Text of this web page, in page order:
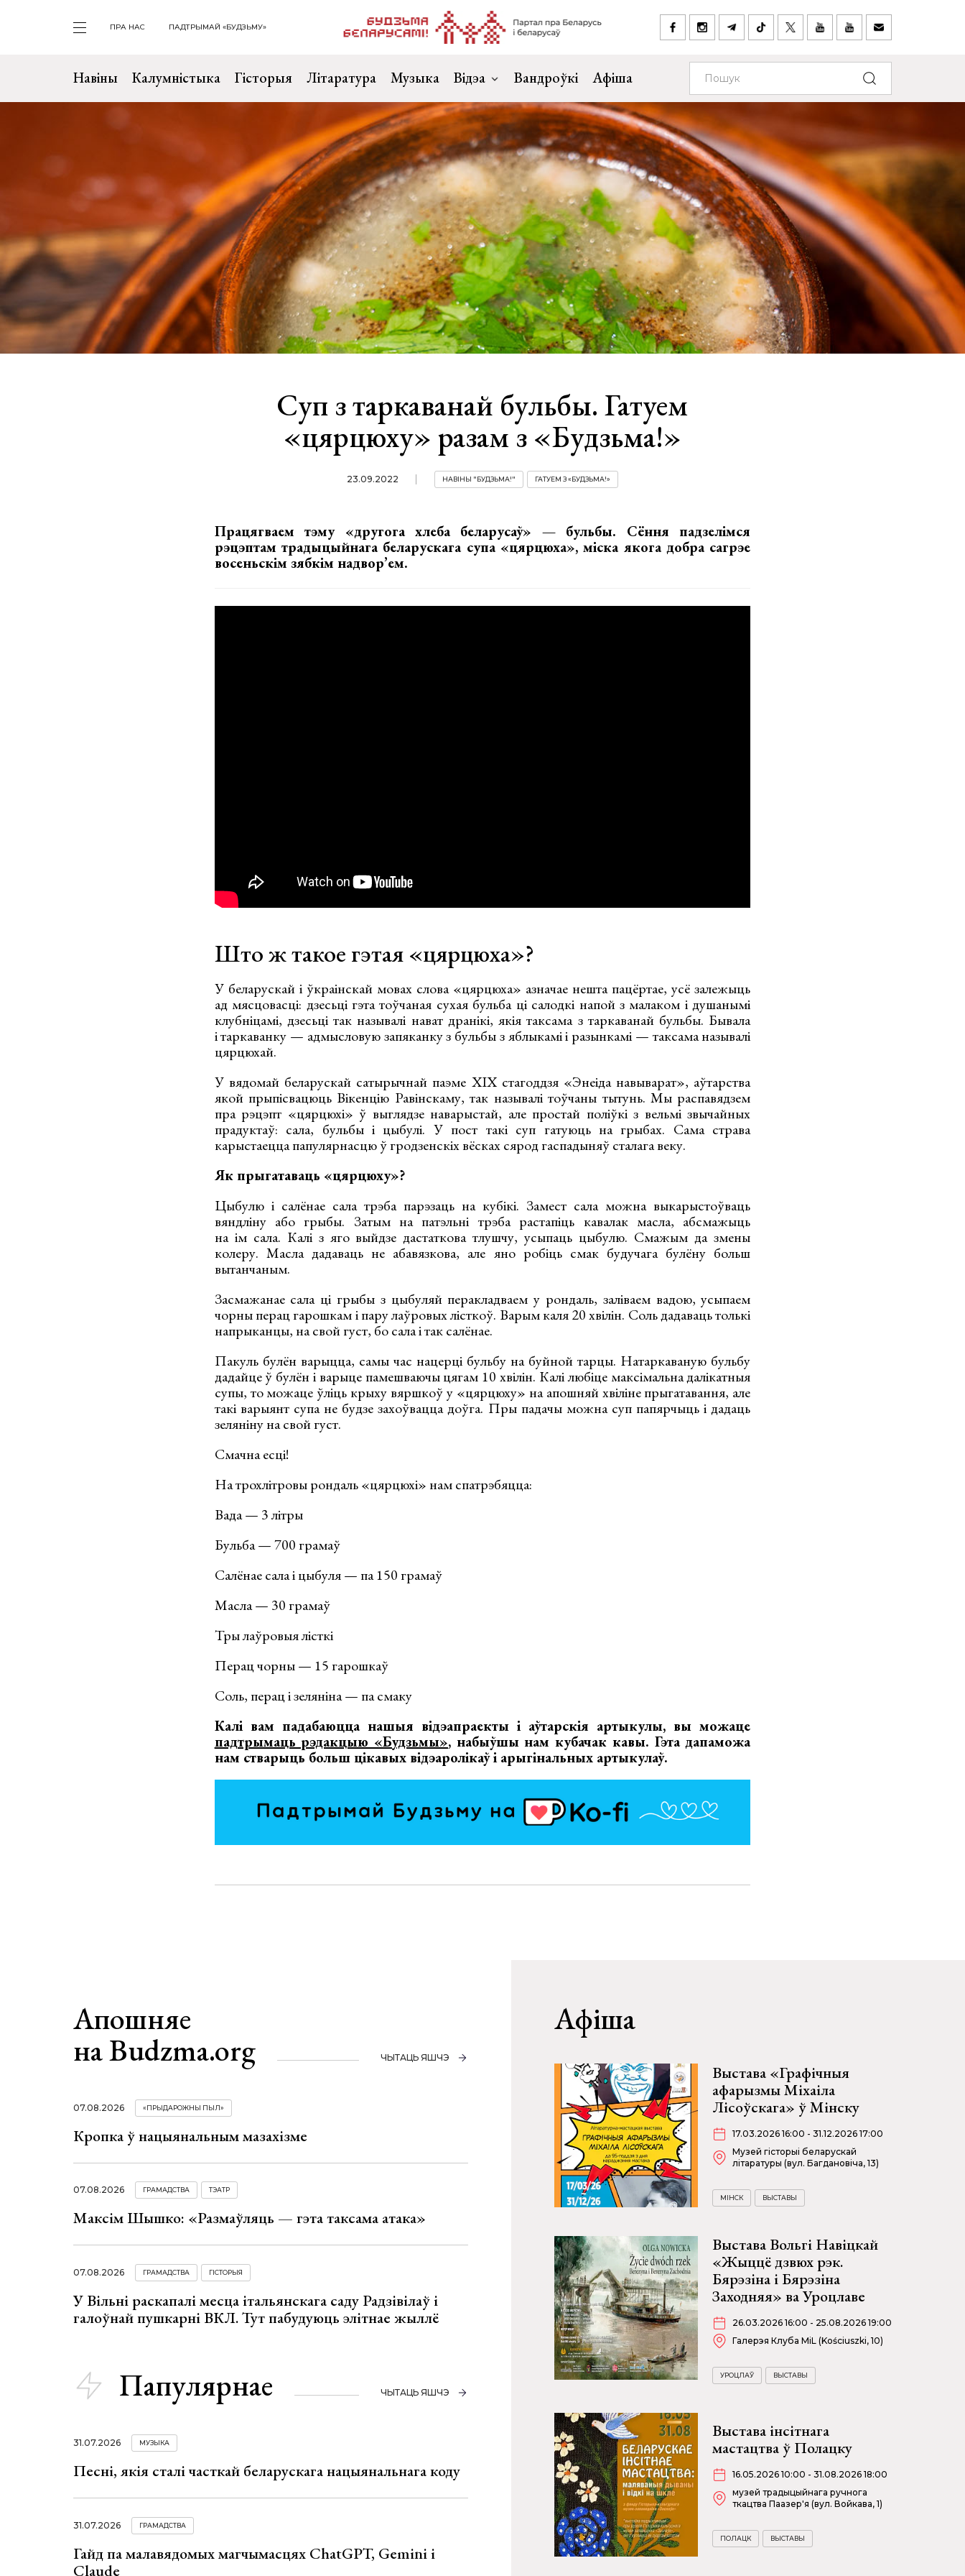
ПРА НАС ПАДТРЫМАЙ «БУДЗЬМУ»
Навіны Калумністыка Гісторыя Літаратура Музыка Відэа Вандроўкі Афіша
Суп з таркаванай бульбы. Гатуем
«цярцюху» разам з «Будзьма!»
23.09.2022 НАВІНЫ "БУДЗЬМА!" ГАТУЕМ З «БУДЗЬМА!»
Працягваем тэму «другога хлеба беларусаў» — бульбы. Сёння падзелімся
рэцэптам традыцыйнага беларускага супа «цярцюха», міска якога добра сагрэе
восеньскім зябкім надвор’ем.
Што ж такое гэтая «цярцюха»?
У беларускай і ўкраінскай мовах слова «цярцюха» азначае нешта пацёртае, усё залежыць
ад мясцовасці: дзесьці гэта тоўчаная сухая бульба ці салодкі напой з малаком і душанымі
клубніцамі, дзесьці так называлі нават дранікі, якія таксама з таркаванай бульбы. Бывала
і таркаванку — адмысловую запяканку з бульбы з яблыкамі і разынкамі — таксама называлі
цярцюхай.
У вядомай беларускай сатырычнай паэме XIX стагоддзя «Энеіда навыварат», аўтарства
якой прыпісвацюць Вікенцію Равінскаму, так называлі тоўчаны тытунь. Мы распавядзем
пра рэцэпт «цярцюхі» ў выглядзе наварыстай, але простай поліўкі з вельмі звычайных
прадуктаў: сала, бульбы і цыбулі. У пост такі суп гатуюць на грыбах. Сама страва
карыстаецца папулярнасцю ў гродзенскіх вёсках сярод гаспадыняў сталага веку.
Як прыгатаваць «цярцюху»?
Цыбулю і салёнае сала трэба парэзаць на кубікі. Замест сала можна выкарыстоўваць
вяндліну або грыбы. Затым на патэльні трэба растапіць кавалак масла, абсмажыць
на ім сала. Калі з яго выйдзе дастаткова тлушчу, усыпаць цыбулю. Смажым да змены
колеру. Масла дадаваць не абавязкова, але яно робіць смак будучага булёну больш
вытанчаным.
Засмажанае сала ці грыбы з цыбуляй перакладваем у рондаль, заліваем вадою, усыпаем
чорны перац гарошкам і пару лаўровых лісткоў. Варым каля 20 хвілін. Соль дадаваць толькі
напрыканцы, на свой густ, бо сала і так салёнае.
Пакуль булён варыцца, самы час нацерці бульбу на буйной тарцы. Натаркаваную бульбу
дадайце ў булён і варыце памешваючы цягам 10 хвілін. Калі любіце максімальна далікатныя
супы, то можаце ўліць крыху вяршкоў у «цярцюху» на апошняй хвіліне прыгатавання, але
такі варыянт супа не будзе захоўвацца доўга. Пры падачы можна суп папярчыць і дадаць
зеляніну на свой густ.
Смачна есці!
На трохлітровы рондаль «цярцюхі» нам спатрэбяцца:
Вада — 3 літры
Бульба — 700 грамаў
Салёнае сала і цыбуля — па 150 грамаў
Масла — 30 грамаў
Тры лаўровыя лісткі
Перац чорны — 15 гарошкаў
Соль, перац і зеляніна — па смаку
Калі вам падабаюцца нашыя відэапраекты і аўтарскія артыкулы, вы можаце
падтрымаць рэдакцыю «Будзьмы», набыўшы нам кубачак кавы. Гэта дапаможа
нам стварыць больш цікавых відэаролікаў і арыгінальных артыкулаў.
Апошняе
на Budzma.org
ЧЫТАЦЬ ЯШЧЭ
07.08.2026 «ПРЫДАРОЖНЫ ПЫЛ»
Кропка ў нацыянальным мазахізме
07.08.2026 ГРАМАДСТВА ТЭАТР
Максім Шышко: «Размаўляць — гэта таксама атака»
07.08.2026 ГРАМАДСТВА ГІСТОРЫЯ
У Вільні раскапалі месца італьянскага саду Радзівілаў і
галоўнай пушкарні ВКЛ. Тут пабудуюць элітнае жыллё
Папулярнае ЧЫТАЦЬ ЯШЧЭ
31.07.2026 МУЗЫКА
Песні, якія сталі часткай беларускага нацыянальнага коду
31.07.2026 ГРАМАДСТВА
Гайд па малавядомых магчымасцях ChatGPT, Gemini і
Claude
Афіша
Выстава «Графічныя
афарызмы Міхаіла
Лісоўскага» ў Мінску
17.03.2026 16:00 - 31.12.2026 17:00
Музей гісторыі беларускай
літаратуры (вул. Багдановіча, 13)
МІНСК ВЫСТАВЫ
Выстава Вольгі Навіцкай
«Жыццё дзвюх рэк.
Бярэзіна і Бярэзіна
Заходняя» ва Уроцлаве
26.03.2026 16:00 - 25.08.2026 19:00
Галерэя Клуба MiL (Kościuszki, 10)
УРОЦЛАЎ ВЫСТАВЫ
Выстава інсітнага
мастацтва ў Полацку
16.05.2026 10:00 - 31.08.2026 18:00
музей традыцыйнага ручнога
ткацтва Паазер'я (вул. Войкава, 1)
ПОЛАЦК ВЫСТАВЫ